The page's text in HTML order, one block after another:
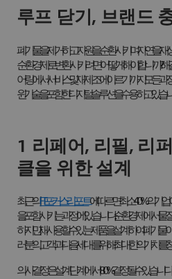
루프 닫기, 브랜드
폐기물을 제거하고 자원을 순환시키며 자연을 재
순환경제로 변환시키려면 어떻게 해야 합니까? 해
어링에서 서비스 및 재제조에 이르기까지 모든 과
윈 기술을 포함한 디지털 솔루션을 수용하고 있습
1 리페어, 리필, 리
클을 위한 설계
최근의FT 포커스 리포트에 따르면 최소 40%의 기
을 포함시키는 과정에 있습니다. 순환 경제에서 물
하지만, 재사용할 수 있는 제품을 설계하여폐기물
러분의 고객과 다음 세대를 위해 최대한의 가치를
의사결정은 설계 단계에서 80% 결정될 수 있습니다(참고: